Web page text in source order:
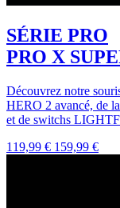
SÉRIE PRO
PRO X
Découvrez notre
HERO 2 avancé, de
et de switchs
119,99 € 159,99 €